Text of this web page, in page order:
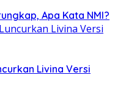
Apa Kata NMI?
Livina Versi